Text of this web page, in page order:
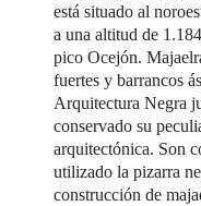
está situado al
a una altitud de
pico Ocejón.
fuertes y barrancos
Arquitectura Negra
conservado su
arquitectónica. Son
utilizado la pizarra
construcción de